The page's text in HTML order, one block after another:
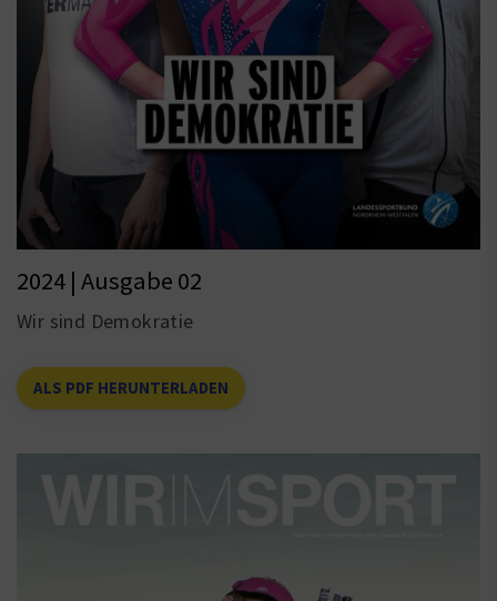
2024 | Ausgabe 02
Wir sind Demokratie
ALS PDF HERUNTERLADEN